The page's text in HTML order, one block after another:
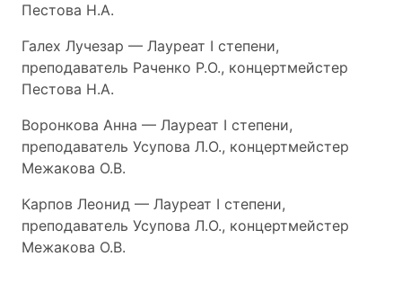
Пестова Н.А.
Галех Лучезар — Лауреат I степени,
преподаватель Раченко Р.О., концертмейстер
Пестова Н.А.
Воронкова Анна — Лауреат I степени,
преподаватель Усупова Л.О., концертмейстер
Межакова О.В.
Карпов Леонид — Лауреат I степени,
преподаватель Усупова Л.О., концертмейстер
Межакова О.В.